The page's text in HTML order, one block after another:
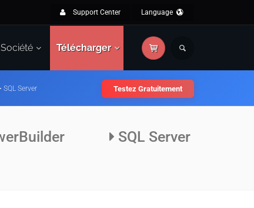
Support Center Language
Société Télécharger
SQL Server Testez Gratuitement
SQL Server